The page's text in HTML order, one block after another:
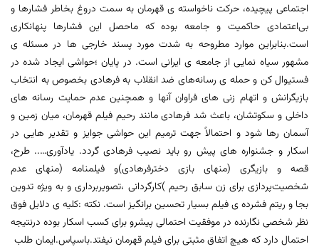
اجتماعی پیچیده، حرکت ناخواسته ی قهرمان به سمت دروغ بخاطر فشارها و
بی‌اعتمادی حاکمیت و جامعه بوده که ماحصل این فشارها پنهانکاری
است.بنابراین موارد مطروحه به شدت مورد پسند خارجی ها در مسئله ی
مشهور سیاه نمایی از جامعه ی ایرانی است. در پایان ؛حواشی ایجاد شده در
فستیوال کن و حمله ی رسانه‌های ضد انقلاب به فرهادی بخصوص به انتخاب
بازیگرانش و اتهام زنی های فراوان آنها و همچنین عدم حمایت رسانه های
داخلی و سکوتشان، باعث شد فرهادی مانند رحیم فیلم قهرمان، میان زمین و
آسمان رها شود و احتمالاً جهت ترمیم این حواشی جوایز و تقدیر هایی در
اسکار و جشنواره های پیش رو باید نصیب فرهادی گردد. یادآوری….. طرح،
قصه و بازیگری (منهای بازی دخترفرهادی)و فیلمنامه (منهای عدم
شخصیت‌پردازی برای زن سابق رحیم )کارگردانی ،تصویربرداری و به ویژه تدوین
بجا و ریتم فشرده ی فیلم بسیار تحسین برانگیز است. نکته :کلیه ی دلایل فوق
نظر شخصی نگارنده در موفقیت احتمالی پیشرو برای کسب اسکار بوده درنتیجه
احتمال دارد که هیچ اتفاق مثبتی برای فیلم قهرمان نیفتد.باسپاس.ایمان طلب